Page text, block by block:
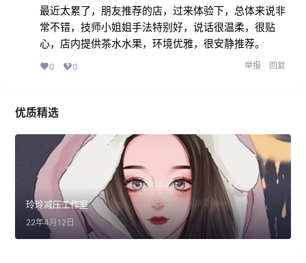
最近太累了，朋友推荐的店，过来体验下，总体来说非
常不错，技师小姐姐手法特别好，说话很温柔，很贴
心，店内提供茶水水果，环境优雅，很安静推荐。
0 0 举报 回复
优质精选
玲玲减压工作室
22年4月12日